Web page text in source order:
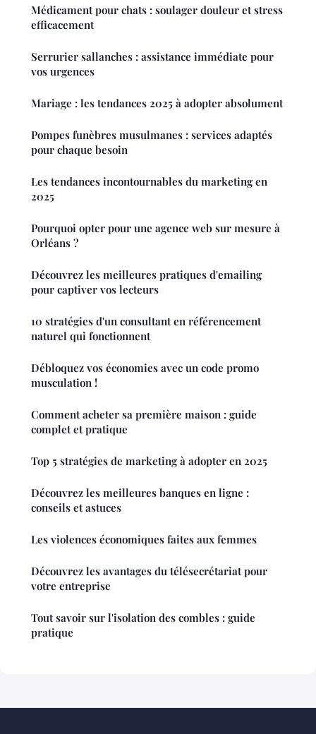
Médicament pour chats : soulager douleur et stress
efficacement
Serrurier sallanches : assistance immédiate pour
vos urgences
Mariage : les tendances 2025 à adopter absolument
Pompes funèbres musulmanes : services adaptés
pour chaque besoin
Les tendances incontournables du marketing en
2025
Pourquoi opter pour une agence web sur mesure à
Orléans ?
Découvrez les meilleures pratiques d'emailing
pour captiver vos lecteurs
10 stratégies d'un consultant en référencement
naturel qui fonctionnent
Débloquez vos économies avec un code promo
musculation !
Comment acheter sa première maison : guide
complet et pratique
Top 5 stratégies de marketing à adopter en 2025
Découvrez les meilleures banques en ligne :
conseils et astuces
Les violences économiques faites aux femmes
Découvrez les avantages du télésecrétariat pour
votre entreprise
Tout savoir sur l'isolation des combles : guide
pratique